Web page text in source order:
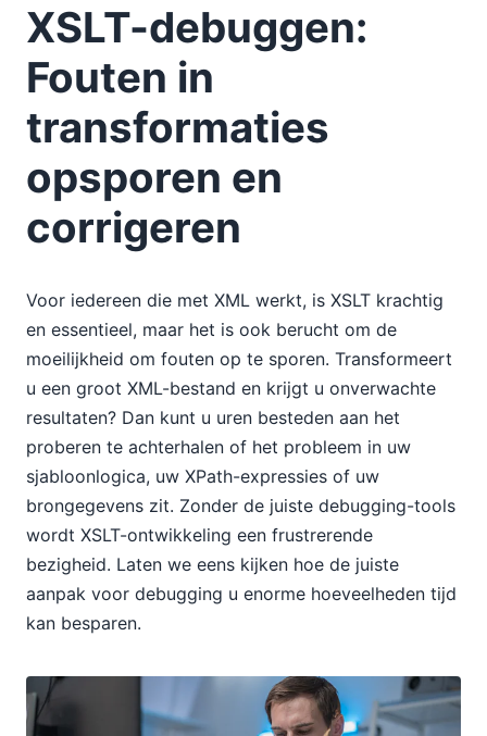
XSLT-debuggen:
Fouten in
transformaties
opsporen en
corrigeren
Voor iedereen die met XML werkt, is XSLT krachtig
en essentieel, maar het is ook berucht om de
moeilijkheid om fouten op te sporen. Transformeert
u een groot XML-bestand en krijgt u onverwachte
resultaten? Dan kunt u uren besteden aan het
proberen te achterhalen of het probleem in uw
sjabloonlogica, uw XPath-expressies of uw
brongegevens zit. Zonder de juiste debugging-tools
wordt XSLT-ontwikkeling een frustrerende
bezigheid. Laten we eens kijken hoe de juiste
aanpak voor debugging u enorme hoeveelheden tijd
kan besparen.